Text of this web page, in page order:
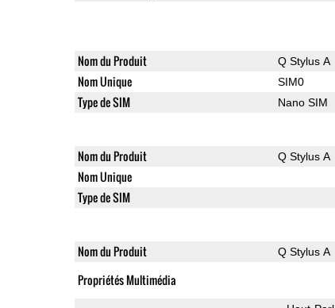
Nom du Produit Q Stylus A
Nom Unique SIM0
Type de SIM Nano SIM
Nom du Produit Q Stylus A
Nom Unique
Type de SIM
Nom du Produit Q Stylus A
Propriétés Multimédia